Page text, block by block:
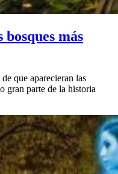
más
que aparecieran las
gran parte de la historia